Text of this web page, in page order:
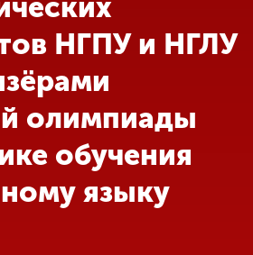
НГПУ и НГЛУ
олимпиады
обучения
языку